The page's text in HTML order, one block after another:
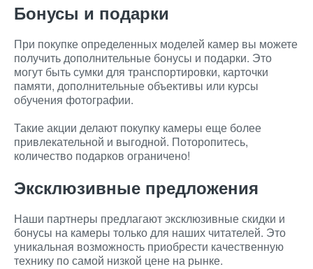
Бонусы и подарки
При покупке определенных моделей камер вы можете
получить дополнительные бонусы и подарки. Это
могут быть сумки для транспортировки, карточки
памяти, дополнительные объективы или курсы
обучения фотографии.
Такие акции делают покупку камеры еще более
привлекательной и выгодной. Поторопитесь,
количество подарков ограничено!
Эксклюзивные предложения
Наши партнеры предлагают эксклюзивные скидки и
бонусы на камеры только для наших читателей. Это
уникальная возможность приобрести качественную
технику по самой низкой цене на рынке.